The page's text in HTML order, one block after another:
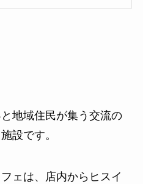
地域住民が集う交流の
設です。
ェは、店内からヒスイ